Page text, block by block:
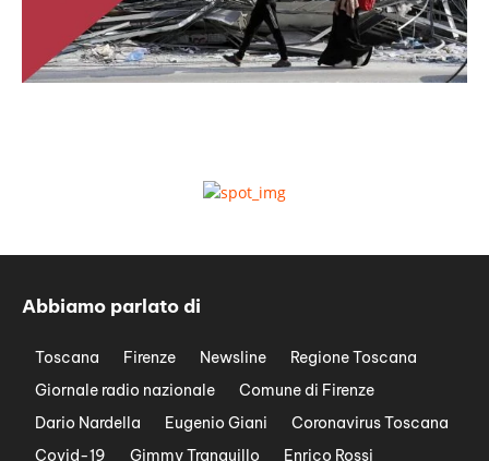
Abbiamo parlato di
Toscana Firenze Newsline
Regione Toscana
Giornale radio nazionale
Comune di Firenze
Dario Nardella
Eugenio Giani
Coronavirus Toscana
Covid-19
Gimmy Tranquillo
Enrico Rossi